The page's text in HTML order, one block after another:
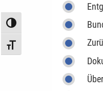
Umschalten auf hohe
Schrift vergrößern